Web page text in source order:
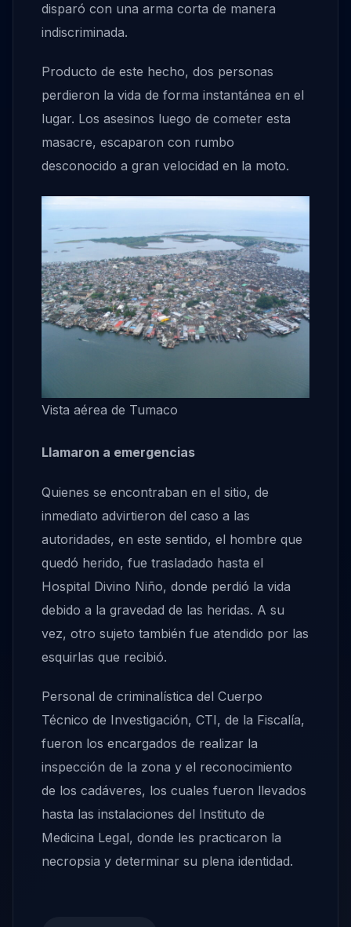
disparó con una arma corta de manera
indiscriminada.
Producto de este hecho, dos personas
perdieron la vida de forma instantánea en el
lugar. Los asesinos luego de cometer esta
masacre, escaparon con rumbo
desconocido a gran velocidad en la moto.
Vista aérea de Tumaco
Llamaron a emergencias
Quienes se encontraban en el sitio, de
inmediato advirtieron del caso a las
autoridades, en este sentido, el hombre que
quedó herido, fue trasladado hasta el
Hospital Divino Niño, donde perdió la vida
debido a la gravedad de las heridas. A su
vez, otro sujeto también fue atendido por las
esquirlas que recibió.
Personal de criminalística del Cuerpo
Técnico de Investigación, CTI, de la Fiscalía,
fueron los encargados de realizar la
inspección de la zona y el reconocimiento
de los cadáveres, los cuales fueron llevados
hasta las instalaciones del Instituto de
Medicina Legal, donde les practicaron la
necropsia y determinar su plena identidad.